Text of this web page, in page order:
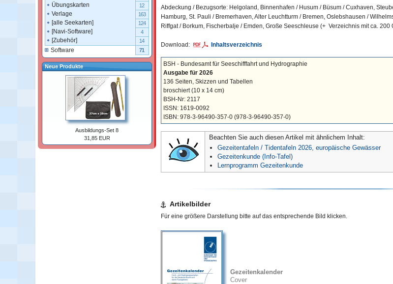
Abdeckung / Bezugsorte: Helgoland, Binnenhafen / Husum / Büsum / Cuxhaven,
Hamburg, St. Pauli / Bremerhaven, Alter Leuchtturm / Bremen, Oslebshausen /
Riffgat / Borkum, Fischerbalje / Emden, Große Seeschleuse (+ Verzeichnis mitca. 200
Download: Inhaltsverzeichnis
BSH - Bundesamt für Seeschifffahrt und Hydrographie
Ausgabe für 2026
136 Seiten, Skizzen und Tabellen
broschiert(10 x 14 cm)
BSH-Nr: 2117
ISSN: 1619-0092
ISBN: 978-3-96490-357-0 (978-3-96490-357-0)
Beachten Sie auch diesen Artikel mit ähnlichem Inhalt:
Gezeitentafeln / Tidentafeln 2026, europäische Gewässer
Gezeitenkunde (Info-Tafel)
Lernprogramm Gezeitenkunde
Artikelbilder
Für eine größere Darstellung bitte auf das entsprechende Bild klicken.
Gezeitenkalender
Cover
Übungskarten 12
Verlage 163
[alle Seekarten] 124
[Navi-Software] 4
[Zubehör] 14
Software 71
Neue Produkte
Ausbildungs-Set 8
31,85 EUR